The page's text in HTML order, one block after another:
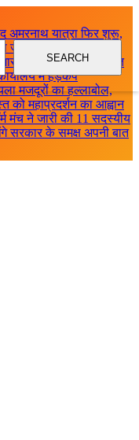
अमरनाथ यात्रा फिर शुरू,
से रवाना
रुपये रिश्वत लेते पंचायत
में हड़कंप
मजदूरों का हल्लाबोल,
को महाप्रदर्शन का आह्वान
मंच ने जारी की 11 सदस्यीय
सरकार के समक्ष अपनी बात